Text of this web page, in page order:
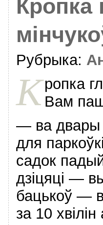
Кропка
Рубрыка:
К ропка
Вам
— ва двары
для
садок
дзіцяці —
бацькоў —
за 10